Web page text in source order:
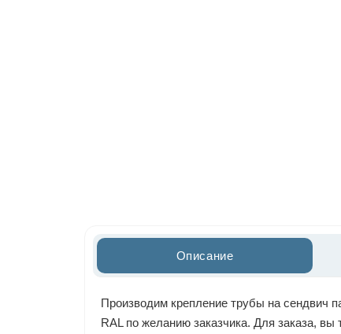
Описание
Производим крепление трубы на сендвич
RAL по желанию заказчика. Для заказа,